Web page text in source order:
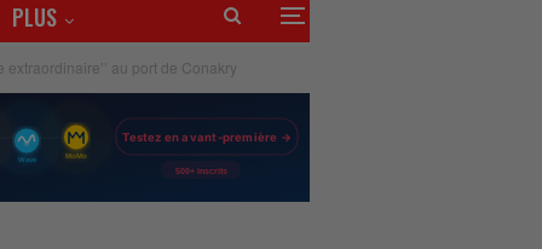
PLUS
au port de Conakry